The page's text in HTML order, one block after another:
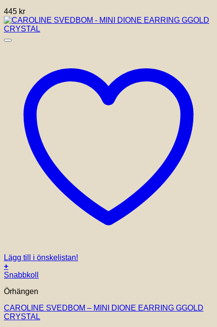
445 kr
Lägg till i önskelistan!
+
Snabbkoll
Örhängen
CAROLINE SVEDBOM – MINI DIONE EARRING GGOLD
CRYSTAL